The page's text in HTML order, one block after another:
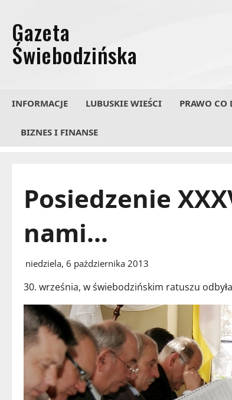
treści
INFORMACJE LUBUSKIE WIEŚCI PRAWO CO
BIZNES I FINANSE
Posiedzenie
nami…
niedziela, 6 października 2013
30. września, w świebodzińskim ratuszu